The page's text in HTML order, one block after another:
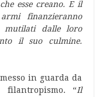
esse creano. E il
finanzieranno
mutilati dalle loro
il suo culmine.
in guarda da
filantropismo. “Il